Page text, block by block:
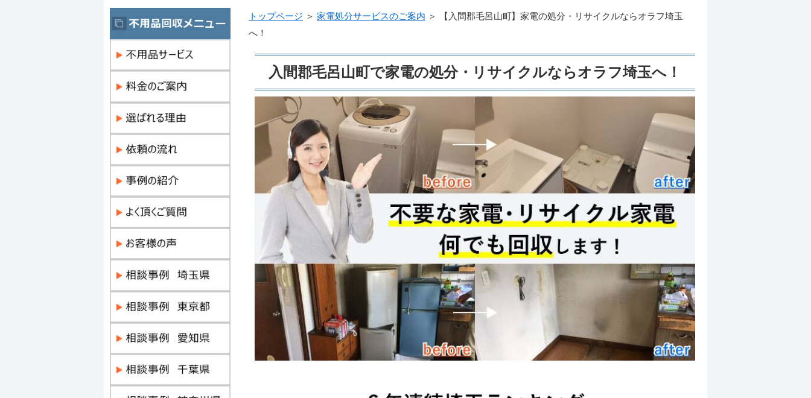
トップページ ＞ 家電処分サービスのご案内 ＞
【入間郡毛呂山町】家電の処分・リサイクルならオラフ埼玉
へ！
入間郡毛呂山町で家電の処分・リサイクルならオラフ埼玉へ！